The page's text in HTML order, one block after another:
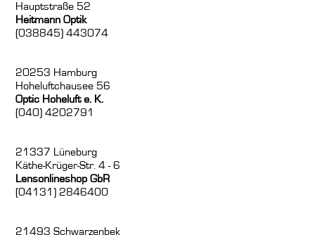
Hauptstraße 52
Heitmann Optik
(038845) 443074
20253 Hamburg
Hoheluftchausee 56
Optic Hoheluft e. K.
(040) 4202791
21337 Lüneburg
Käthe-Krüger-Str. 4 - 6
Lensonlineshop GbR
(04131) 2846400
21493 Schwarzenbek